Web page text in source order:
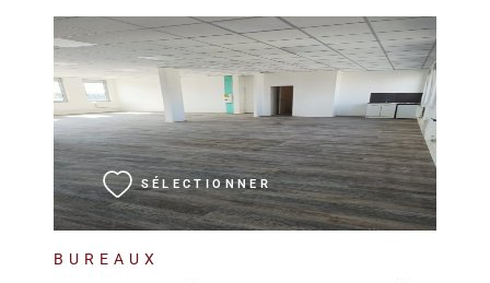
BUREAUX
SÉLECTIONNER
VOIR LE BIEN